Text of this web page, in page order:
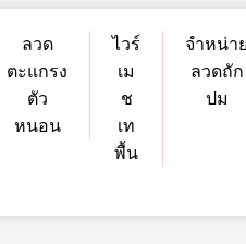
ลวด
ตะแกรง
ตัว
หนอน
ไวร์
เม
ช
เท
พื้น
จำหน่าย
ลวดถัก
ปม